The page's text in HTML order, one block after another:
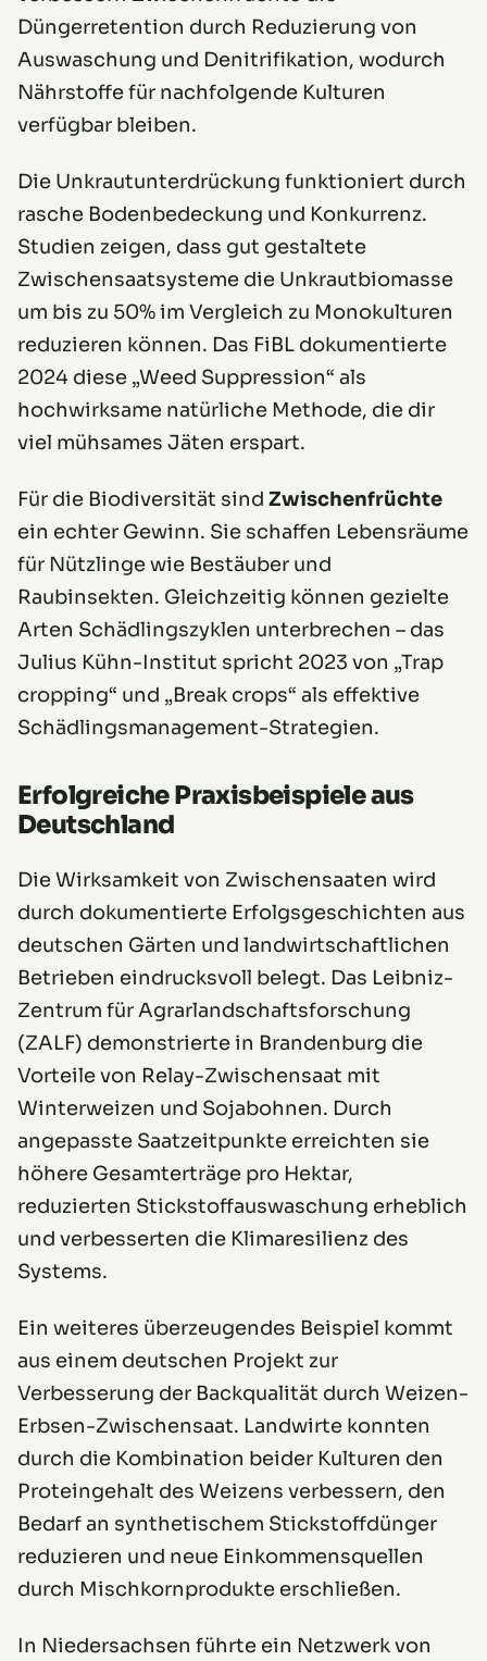
Düngerretention durch Reduzierung von
Auswaschung und Denitrifikation, wodurch
Nährstoffe für nachfolgende Kulturen
verfügbar bleiben.
Die Unkrautunterdrückung funktioniert durch
rasche Bodenbedeckung und Konkurrenz.
Studien zeigen, dass gut gestaltete
Zwischensaatsysteme die Unkrautbiomasse
um bis zu 50% im Vergleich zu Monokulturen
reduzieren können. Das FiBL dokumentierte
2024 diese „Weed Suppression“ als
hochwirksame natürliche Methode, die dir
viel mühsames Jäten erspart.
Für die Biodiversität sind Zwischenfrüchte
ein echter Gewinn. Sie schaffen Lebensräume
für Nützlinge wie Bestäuber und
Raubinsekten. Gleichzeitig können gezielte
Arten Schädlingszyklen unterbrechen – das
Julius Kühn-Institut spricht 2023 von „Trap
cropping“ und „Break crops“ als effektive
Schädlingsmanagement-Strategien.
Erfolgreiche Praxisbeispiele aus
Deutschland
Die Wirksamkeit von Zwischensaaten wird
durch dokumentierte Erfolgsgeschichten aus
deutschen Gärten und landwirtschaftlichen
Betrieben eindrucksvoll belegt. Das Leibniz-
Zentrum für Agrarlandschaftsforschung
(ZALF) demonstrierte in Brandenburg die
Vorteile von Relay-Zwischensaat mit
Winterweizen und Sojabohnen. Durch
angepasste Saatzeitpunkte erreichten sie
höhere Gesamterträge pro Hektar,
reduzierten Stickstoffauswaschung erheblich
und verbesserten die Klimaresilienz des
Systems.
Ein weiteres überzeugendes Beispiel kommt
aus einem deutschen Projekt zur
Verbesserung der Backqualität durch Weizen-
Erbsen-Zwischensaat. Landwirte konnten
durch die Kombination beider Kulturen den
Proteingehalt des Weizens verbessern, den
Bedarf an synthetischem Stickstoffdünger
reduzieren und neue Einkommensquellen
durch Mischkornprodukte erschließen.
In Niedersachsen führte ein Netzwerk von